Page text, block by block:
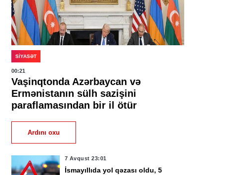
SIYASƏT
00:21
Vaşinqtonda Azərbaycan və
Ermənistanın sülh sazişini
paraflamasından bir il ötür
Ardını oxu
7 Avqust 23:01
İsmayıllıda yol qəzası oldu, 5